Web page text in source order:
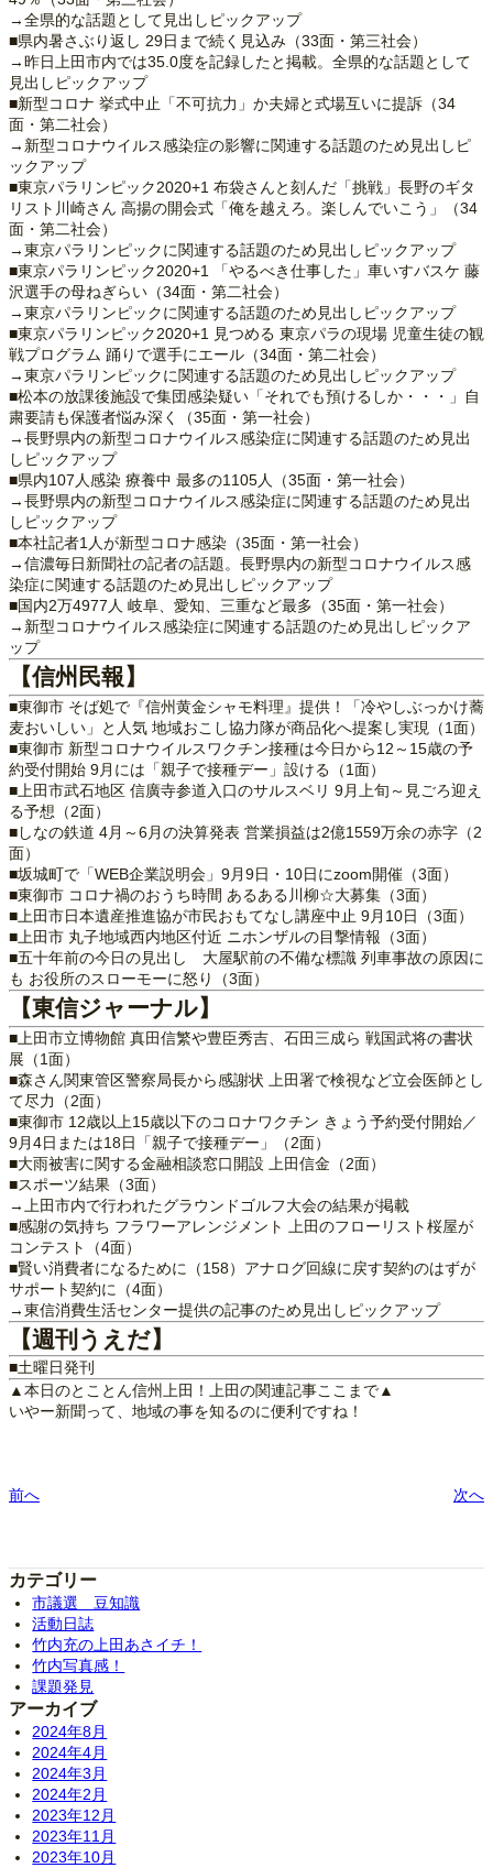
→全県的な話題として見出しピックアップ
■県内暑さぶり返し 29日まで続く見込み（33面・第三社会）
→昨日上田市内では35.0度を記録したと掲載。全県的な話題として
見出しピックアップ
■新型コロナ 挙式中止「不可抗力」か夫婦と式場互いに提訴（34
面・第二社会）
→新型コロナウイルス感染症の影響に関連する話題のため見出しピ
ックアップ
■東京パラリンピック2020+1 布袋さんと刻んだ「挑戦」長野のギタ
リスト川崎さん 高揚の開会式「俺を越えろ。楽しんでいこう」（34
面・第二社会）
→東京パラリンピックに関連する話題のため見出しピックアップ
■東京パラリンピック2020+1 「やるべき仕事した」車いすバスケ 藤
沢選手の母ねぎらい（34面・第二社会）
→東京パラリンピックに関連する話題のため見出しピックアップ
■東京パラリンピック2020+1 見つめる 東京パラの現場 児童生徒の観
戦プログラム 踊りで選手にエール（34面・第二社会）
→東京パラリンピックに関連する話題のため見出しピックアップ
■松本の放課後施設で集団感染疑い「それでも預けるしか・・・」自
粛要請も保護者悩み深く（35面・第一社会）
→長野県内の新型コロナウイルス感染症に関連する話題のため見出
しピックアップ
■県内107人感染 療養中 最多の1105人（35面・第一社会）
→長野県内の新型コロナウイルス感染症に関連する話題のため見出
しピックアップ
■本社記者1人が新型コロナ感染（35面・第一社会）
→信濃毎日新聞社の記者の話題。長野県内の新型コロナウイルス感
染症に関連する話題のため見出しピックアップ
■国内2万4977人 岐阜、愛知、三重など最多（35面・第一社会）
→新型コロナウイルス感染症に関連する話題のため見出しピックア
ップ
【信州民報】
■東御市 そば処で『信州黄金シャモ料理』提供！「冷やしぶっかけ蕎
麦おいしい」と人気 地域おこし協力隊が商品化へ提案し実現（1面）
■東御市 新型コロナウイルスワクチン接種は今日から12～15歳の予
約受付開始 9月には「親子で接種デー」設ける（1面）
■上田市武石地区 信廣寺参道入口のサルスベリ 9月上旬～見ごろ迎え
る予想（2面）
■しなの鉄道 4月～6月の決算発表 営業損益は2億1559万余の赤字（2
面）
■坂城町で「WEB企業説明会」9月9日・10日にzoom開催（3面）
■東御市 コロナ禍のおうち時間 あるある川柳☆大募集（3面）
■上田市日本遺産推進協が市民おもてなし講座中止 9月10日（3面）
■上田市 丸子地域西内地区付近 ニホンザルの目撃情報（3面）
■五十年前の今日の見出し 大屋駅前の不備な標識 列車事故の原因に
も お役所のスローモーに怒り（3面）
【東信ジャーナル】
■上田市立博物館 真田信繁や豊臣秀吉、石田三成ら 戦国武将の書状
展（1面）
■森さん関東管区警察局長から感謝状 上田署で検視など立会医師とし
て尽力（2面）
■東御市 12歳以上15歳以下のコロナワクチン きょう予約受付開始／
9月4日または18日「親子で接種デー」（2面）
■大雨被害に関する金融相談窓口開設 上田信金（2面）
■スポーツ結果（3面）
→上田市内で行われたグラウンドゴルフ大会の結果が掲載
■感謝の気持ち フラワーアレンジメント 上田のフローリスト桜屋が
コンテスト（4面）
■賢い消費者になるために（158）アナログ回線に戻す契約のはずが
サポート契約に（4面）
→東信消費生活センター提供の記事のため見出しピックアップ
【週刊うえだ】
■土曜日発刊
▲本日のとことん信州上田！上田の関連記事ここまで▲
いやー新聞って、地域の事を知るのに便利ですね！
前へ 次へ
カテゴリー
市議選 豆知識
活動日誌
竹内充の上田あさイチ！
竹内写真感！
課題発見
アーカイブ
2024年8月
2024年4月
2024年3月
2024年2月
2023年12月
2023年11月
2023年10月